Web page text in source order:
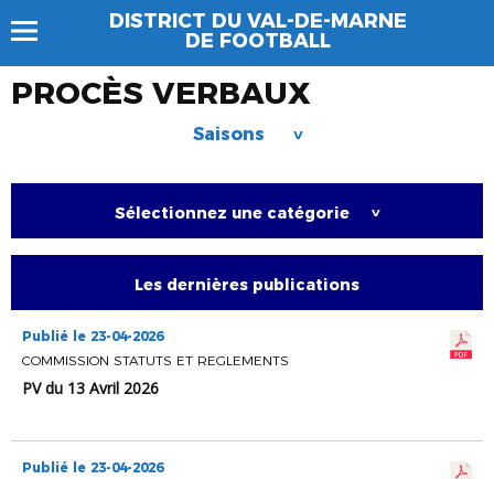
DISTRICT DU VAL-DE-MARNE
DE FOOTBALL
PROCÈS VERBAUX
Saisons >
Sélectionnez une catégorie >
Les dernières publications
Publié le 23-04-2026
COMMISSION STATUTS ET REGLEMENTS
PV du 13 Avril 2026
Publié le 23-04-2026